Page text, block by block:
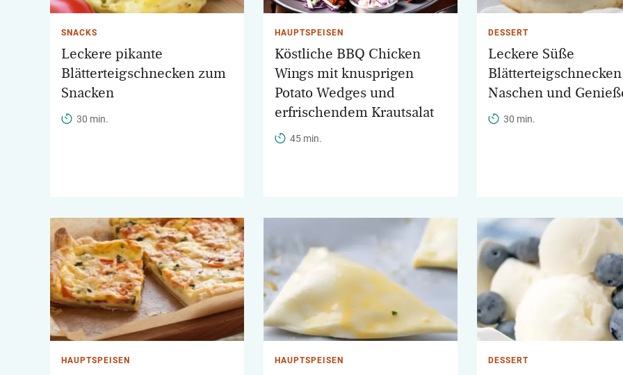
SNACKS
Leckere pikante
Blätterteigschnecken zum
Snacken
30 min.
HAUPTSPEISEN
Köstliche BBQ Chicken
Wings mit knusprigen
Potato Wedges und
erfrischendem Krautsalat
45 min.
DESSERT
Leckere Süße
Naschen und
30 min.
HAUPTSPEISEN HAUPTSPEISEN DESSERT